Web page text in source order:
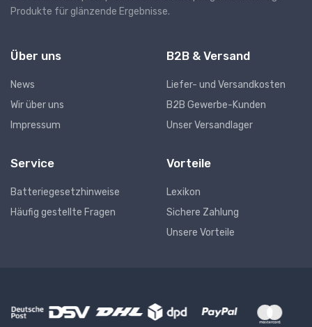
Produkte für glänzende Ergebnisse.
Über uns
News
Wir über uns
Impressum
B2B & Versand
Liefer- und Versandkosten
B2B Gewerbe-Kunden
Unser Versandlager
Service
Batteriegesetzhinweise
Häufig gestellte Fragen
Vorteile
Lexikon
Sichere Zahlung
Unsere Vorteile